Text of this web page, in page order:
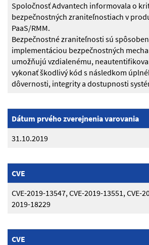
Spoločnosť Advantech informovala o
bezpečnostných zraniteľnostiach v
PaaS/RMM.
Bezpečnostné zraniteľnosti sú
implementáciou bezpečnostných
umožňujú vzdialenému,
vykonať škodlivý kód s následkom
dôvernosti, integrity a dostupnosti
Dátum prvého zverejnenia varovania
31.10.2019
CVE
CVE-2019-13547, CVE-2019-13551, CVE-
2019-18229
CVE